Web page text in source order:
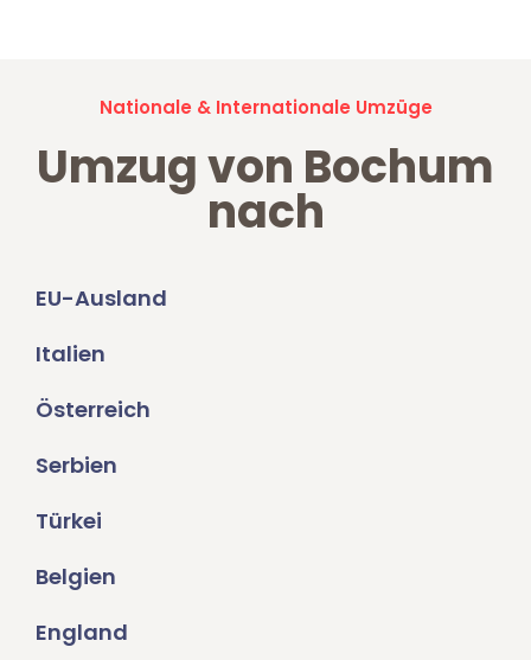
Nationale & Internationale Umzüge
Umzug von Bochum
nach
EU-Ausland
Italien
Österreich
Serbien
Türkei
Belgien
England